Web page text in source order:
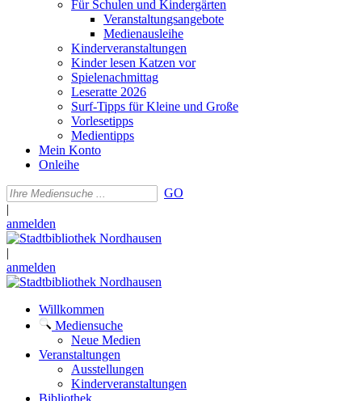
Für Schulen und Kindergärten
Veranstaltungsangebote
Medienausleihe
Kinderveranstaltungen
Kinder lesen Katzen vor
Spielenachmittag
Leseratte 2026
Surf-Tipps für Kleine und Große
Vorlesetipps
Medientipps
Mein Konto
Onleihe
GO
|
anmelden
|
anmelden
Willkommen
Mediensuche
Neue Medien
Veranstaltungen
Ausstellungen
Kinderveranstaltungen
Bibliothek